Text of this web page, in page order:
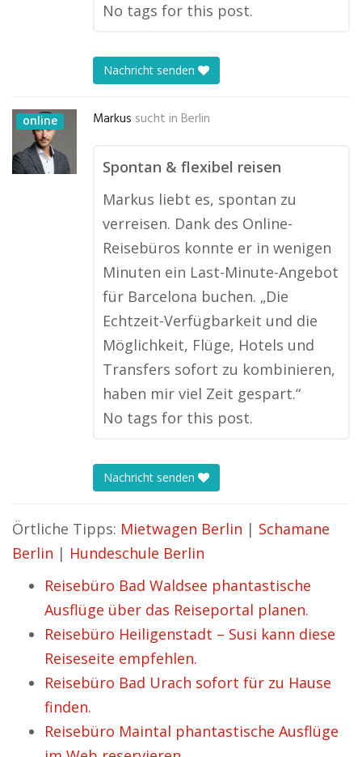
No tags for this post.
Nachricht senden
online Markus sucht in Berlin
Spontan & flexibel reisen
Markus liebt es, spontan zu
verreisen. Dank des Online-
Reisebüros konnte er in wenigen
Minuten ein Last-Minute-Angebot
für Barcelona buchen. „Die
Echtzeit-Verfügbarkeit und die
Möglichkeit, Flüge, Hotels und
Transfers sofort zu kombinieren,
haben mir viel Zeit gespart.“
No tags for this post.
Nachricht senden
Örtliche Tipps: Mietwagen Berlin | Schamane
Berlin | Hundeschule Berlin
Reisebüro Bad Waldsee phantastische
Ausflüge über das Reiseportal planen.
Reisebüro Heiligenstadt – Susi kann diese
Reiseseite empfehlen.
Reisebüro Bad Urach sofort für zu Hause
finden.
Reisebüro Maintal phantastische Ausflüge